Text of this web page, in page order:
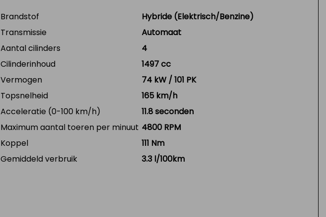
Brandstof
Hybride (Elektrisch/Benzine)
Transmissie
Automaat
Aantal cilinders
4
Cilinderinhoud
1497 cc
Vermogen
74 kW / 101 PK
Topsnelheid
165 km/h
Acceleratie (0-100 km/h)
11.8 seconden
Maximum aantal toeren per minuut 4800 RPM
Koppel
111 Nm
Gemiddeld verbruik
3.3 l/100km